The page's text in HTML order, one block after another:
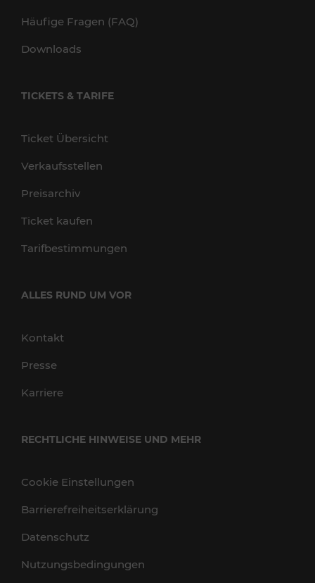
Häufige Fragen (FAQ)
Downloads
TICKETS & TARIFE
Ticket Übersicht
Verkaufsstellen
Preisarchiv
Ticket kaufen
Tarifbestimmungen
ALLES RUND UM VOR
Kontakt
Presse
Karriere
RECHTLICHE HINWEISE UND MEHR
Cookie Einstellungen
Barrierefreiheitserklärung
Datenschutz
Nutzungsbedingungen